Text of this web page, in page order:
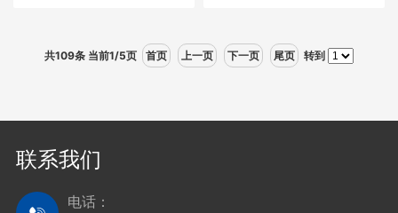
共109条 当前1/5页 首页 上一页 下一页 尾页 转到
联系我们
电话：